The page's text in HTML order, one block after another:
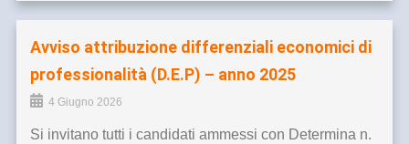
Avviso attribuzione differenziali economici di
professionalità (D.E.P) – anno 2025
4 Giugno 2026
Si invitano tutti i candidati ammessi con Determina n.